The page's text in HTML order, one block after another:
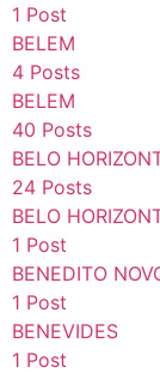
1 Post
BELEM
4 Posts
BELEM
40 Posts
BELO
24 Posts
BELO
1 Post
BENEDITO
1 Post
BENEVIDES
1 Post